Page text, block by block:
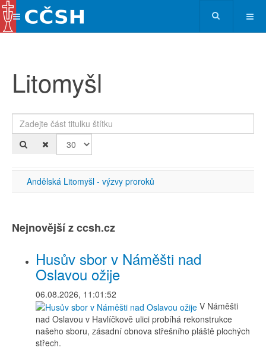
Litomyšl
Zadejte část titulku štítku
Andělská Litomyšl - výzvy proroků
Nejnovější z ccsh.cz
Husův sbor v Náměšti nad
Oslavou ožije
06.08.2026, 11:01:52
V Náměšti
nad Oslavou v Havlíčkově ulici probíhá rekonstrukce
našeho sboru, zásadní obnova střešního pláště plochých
střech.